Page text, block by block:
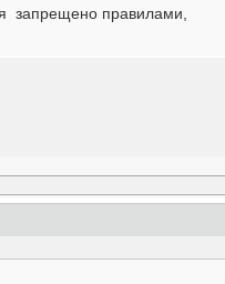
запрещено правилами,